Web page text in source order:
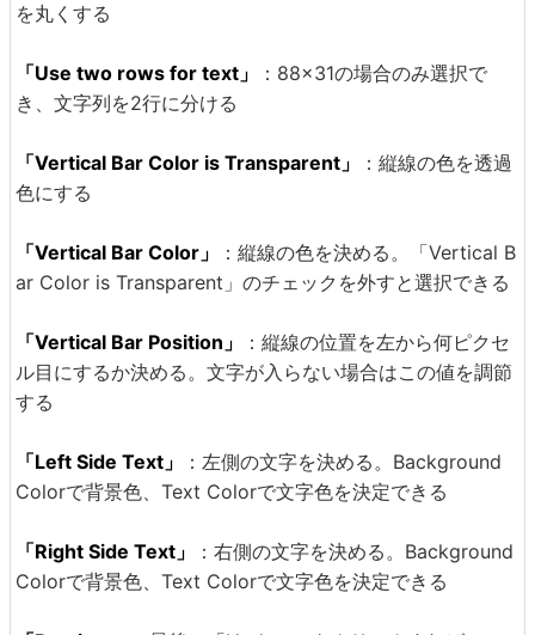
を丸くする
「Use two rows for text」
：88×31の場合のみ選択で
き、文字列を2行に分ける
「Vertical Bar Color is Transparent」
：縦線の色を透過
色にする
「Vertical Bar Color」
：縦線の色を決める。「Vertical B
ar Color is Transparent」のチェックを外すと選択できる
「Vertical Bar Position」
：縦線の位置を左から何ピクセ
ル目にするか決める。文字が入らない場合はこの値を調節
する
「Left Side Text」
：左側の文字を決める。Background
Colorで背景色、Text Colorで文字色を決定できる
「Right Side Text」
：右側の文字を決める。Background
Colorで背景色、Text Colorで文字色を決定できる